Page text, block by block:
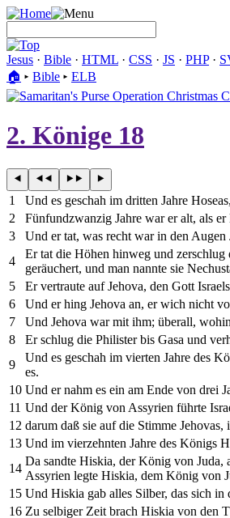
Jesus · Bible · HTML · CSS · JS · PHP·
🏠︎ ▸ Bible ▸ ELB
2. Könige 18
1
Und es geschah im dritten Jahre
2
Fünfundzwanzig Jahre war er alt, als
3
Und er tat, was recht war in den Augen
4
Er tat die Höhen hinweg und zerschlug
geräuchert, und man nannte sie
5
Er vertraute auf Jehova, den Gott
6
Und er hing Jehova an, er wich nicht
7
Und Jehova war mit ihm; überall,
8
Er schlug die Philister bis Gasa und
9
Und es geschah im vierten Jahre des
es.
10 Und er nahm es ein am Ende von drei
11 Und der König von Assyrien führte
12 darum daß sie auf die Stimme
13 Und im vierzehnten Jahre des Königs
14
Da sandte Hiskia, der König von
Assyrien legte Hiskia, dem König von
15 Und Hiskia gab alles Silber, das sich in
16 Zu selbiger Zeit brach Hiskia von den